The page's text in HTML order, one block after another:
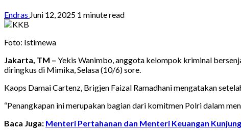
Endras Juni 12, 2025 1 minute read
Foto: Istimewa
Jakarta, TM – Yekis Wanimbo, anggota kelompok kriminal
diringkus di Mimika, Selasa (10/6) sore.
Kaops Damai Cartenz, Brigjen Faizal Ramadhani mengatakan
“Penangkapan ini merupakan bagian dari komitmen Polri dalam
Baca Juga: Menteri Pertahanan dan Menteri Keuangan